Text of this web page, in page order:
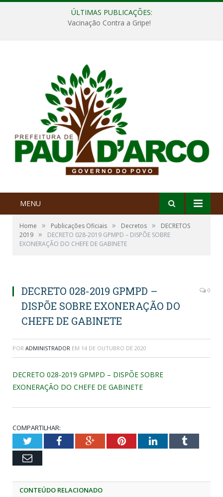
ÚLTIMAS PUBLICAÇÕES:
Vacinação Contra a Gripe!
MENU
Home » Publicações Oficiais » Decretos »
DECRETOS
2019 »
DECRETO 028-2019 GPMPD – DISPÕE SOBRE
EXONERAÇÃO DO CHEFE DE GABINETE
DECRETO 028-2019 GPMPD –
DISPÕE SOBRE EXONERAÇÃO DO
CHEFE DE GABINETE
0
POR ADMINISTRADOR EM 14 DE OUTUBRO DE 2020
DECRETO 028-2019 GPMPD – DISPÕE SOBRE
EXONERAÇÃO DO CHEFE DE GABINETE
COMPARTILHAR:
TwitterFacebookGoogle+PinterestLinkedInTumblr
Email
CONTEÚDO RELACIONADO